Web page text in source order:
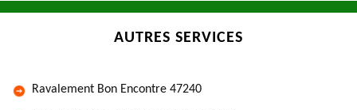
AUTRES SERVICES
Ravalement Bon Encontre 47240